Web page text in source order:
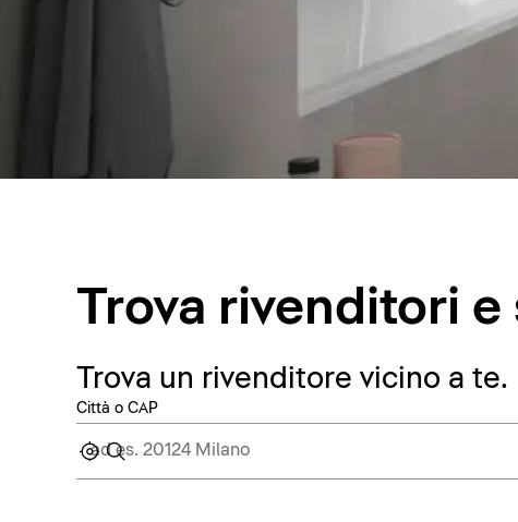
Trova rivenditori e
Trova un rivenditore vicino a te.
Città o CAP